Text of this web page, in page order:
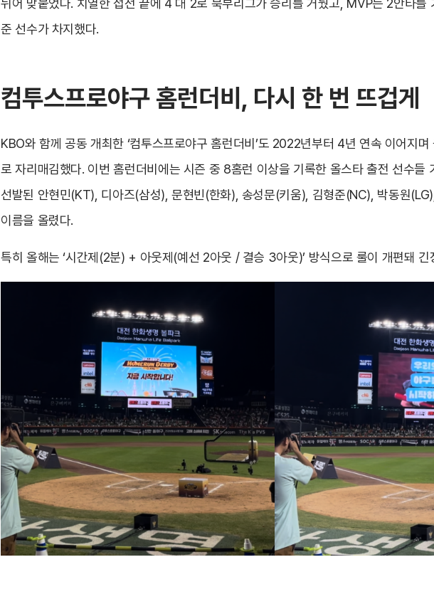
뉘어 맞붙었다. 치열한 접전 끝에 4 대 2로 북부리그가 승리를 거뒀고, MVP는 2안타를
준 선수가 차지했다.
컴투스프로야구 홈런더비, 다시 한 번 뜨겁게
KBO와 함께 공동 개최한 ‘컴투스프로야구 홈런더비’도 2022년부터 4년 연속 이어지
로 자리매김했다. 이번 홈런더비에는 시즌 중 8홈런 이상을 기록한 올스타 출전 선수들
선발된 안현민(KT), 디아즈(삼성), 문현빈(한화), 송성문(키움), 김형준(NC), 박동원
이름을 올렸다.
특히 올해는 ‘시간제(2분) + 아웃제(예선 2아웃 / 결승 3아웃)’ 방식으로 룰이 개편돼 긴